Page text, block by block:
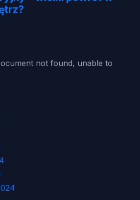
not found, unable to